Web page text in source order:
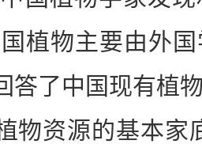
植物主要由外
答了中国现有植
物资源的基本家